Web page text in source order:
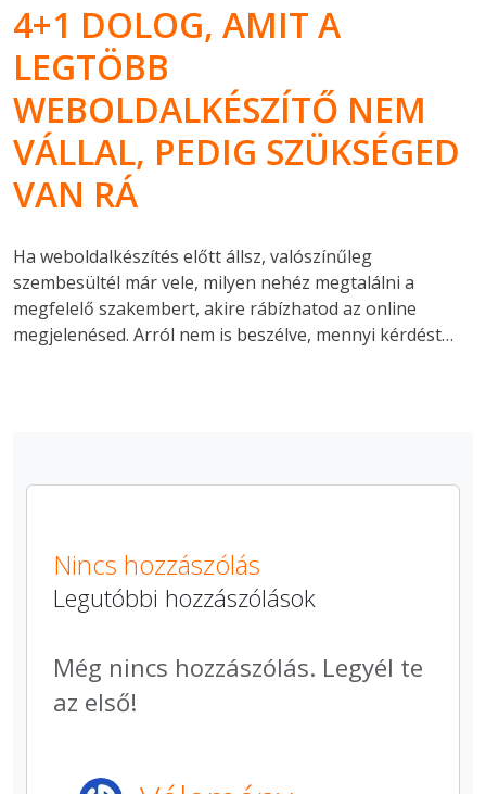
4+1 DOLOG, AMIT A
LEGTÖBB
WEBOLDALKÉSZÍTŐ NEM
VÁLLAL, PEDIG SZÜKSÉGED
VAN RÁ
Ha weboldalkészítés előtt állsz, valószínűleg
szembesültél már vele, milyen nehéz megtalálni a
megfelelő szakembert, akire rábízhatod az online
megjelenésed. Arról nem is beszélve, mennyi kérdést…
Nincs hozzászólás
Legutóbbi hozzászólások
Még nincs hozzászólás. Legyél te
az első!